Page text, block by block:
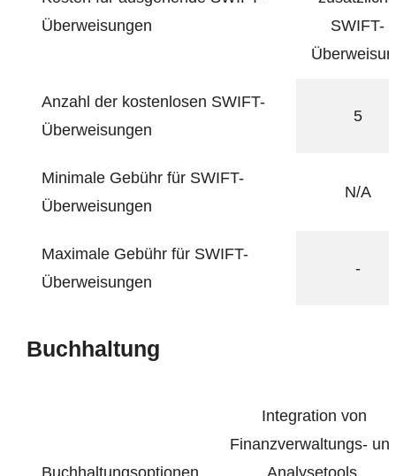
Überweisungen
SWIFT-
Anzahl der kostenlosen SWIFT-
Überweisungen
5
Minimale Gebühr für SWIFT-
Überweisungen
N/A
Maximale Gebühr für SWIFT-
Überweisungen
-
Buchhaltung
Buchhaltungsoptionen
Integration von
Finanzverwaltungs-
Analysetools,